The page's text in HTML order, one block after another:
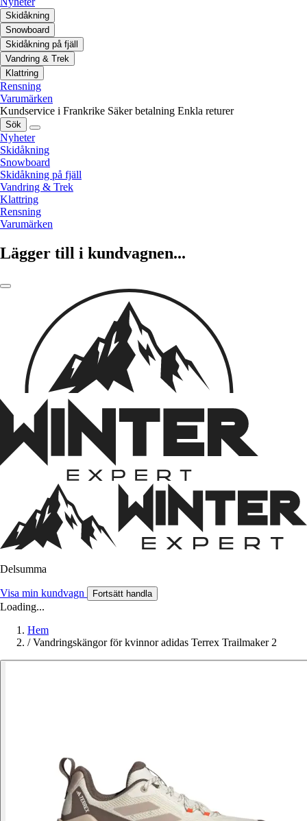
Skidåkning
Snowboard
Skidåkning på fjäll
Vandring & Trek
Klattring
Rensning
Varumärken
Kundservice i Frankrike Säker betalning Enkla returer
Sök
Nyheter
Skidåkning
Snowboard
Skidåkning på fjäll
Vandring & Trek
Klattring
Rensning
Varumärken
Lägger till i kundvagnen...
Delsumma
Visa min kundvagn Fortsätt handla
Loading...
Hem
/ Vandringskängor för kvinnor adidas Terrex Trailmaker 2